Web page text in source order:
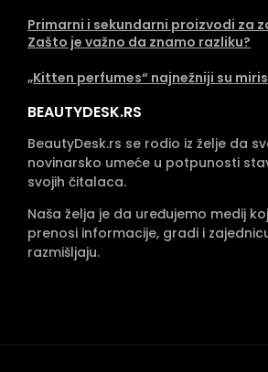
Primarni i sekundarni proizvodi za
Zašto je važno da znamo razliku?
„Kitten perfumes“ najnežniji su
BEAUTYDESK.RS
BeautyDesk.rs se rodio iz želje da
novinarsko umeće u potpunosti
svojih čitalaca.
Naša želja je da uređujemo medij
prenosi informacije, gradi i
razmišljaju.